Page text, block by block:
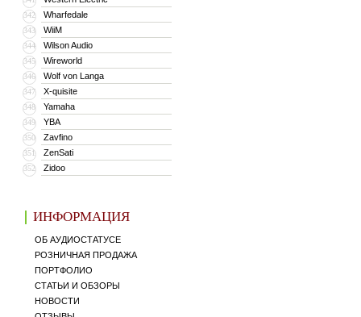
342 Wharfedale
343 WiiM
344 Wilson Audio
345 Wireworld
346 Wolf von Langa
347 X-quisite
348 Yamaha
349 YBA
350 Zavfino
351 ZenSati
352 Zidoo
ИНФОРМАЦИЯ
ОБ АУДИОСТАТУСЕ
РОЗНИЧНАЯ ПРОДАЖА
ПОРТФОЛИО
СТАТЬИ И ОБЗОРЫ
НОВОСТИ